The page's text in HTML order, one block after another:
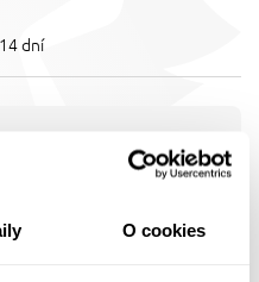
O cookies
dní
PUIG T.X.